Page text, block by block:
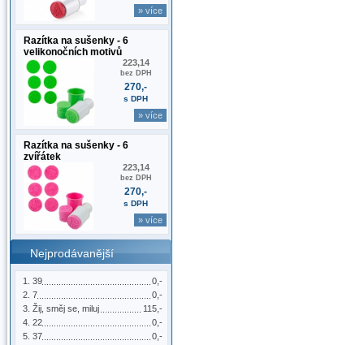
» více
Razítka na sušenky - 6
velikonočních motivů
223,14
bez DPH
270,-
s DPH
» více
Razítka na sušenky - 6
zvířátek
223,14
bez DPH
270,-
s DPH
» více
Nejprodávanější
0,-
39
0,-
7
115,-
Žij, směj se, miluj
0,-
22
0,-
37